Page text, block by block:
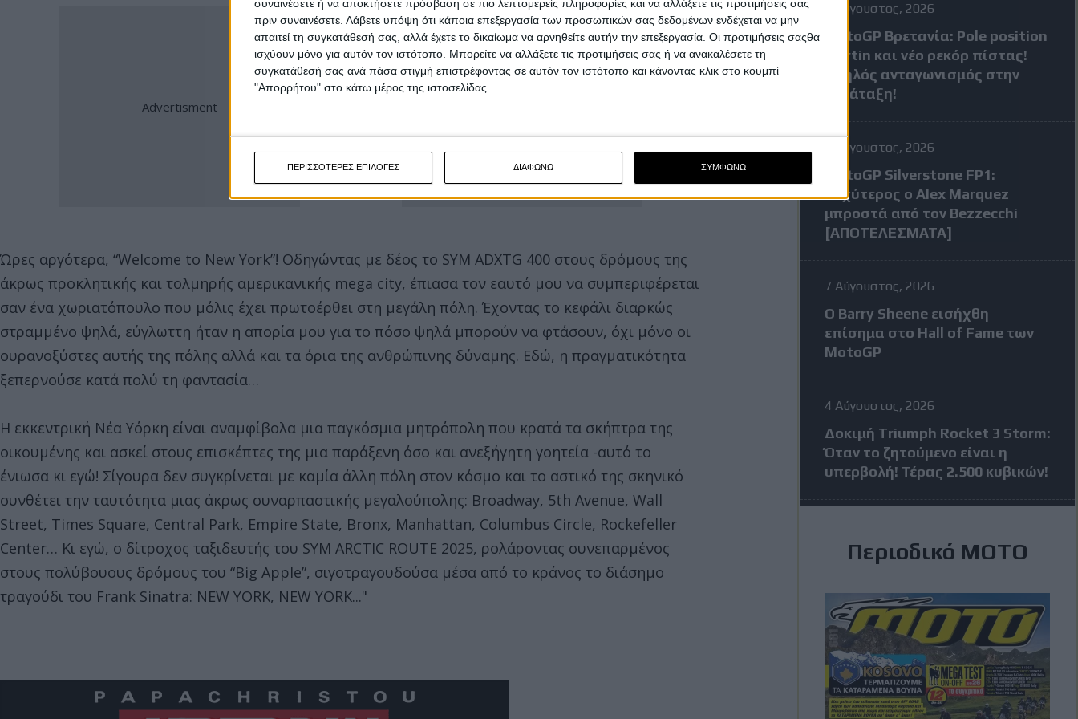
συναινέσετε ή να αποκτήσετε πρόσβαση σε πιο λεπτομερείς πληροφορίες και να αλλάξετε τις προτιμήσεις σας
πριν συναινέσετε. Λάβετε υπόψη ότι κάποια επεξεργασία των προσωπικών σας δεδομένων ενδέχεται να μην
απαιτεί τη συγκατάθεσή σας, αλλά έχετε το δικαίωμα να αρνηθείτε αυτήν την επεξεργασία. Οι προτιμήσεις σαςθα
ισχύουν μόνο για αυτόν τον ιστότοπο. Μπορείτε να αλλάξετε τις προτιμήσεις σας ή να ανακαλέσετε τη
συγκατάθεσή σας ανά πάσα στιγμή επιστρέφοντας σε αυτόν τον ιστότοπο και κάνοντας κλικ στο κουμπί
"Απορρήτου" στο κάτω μέρος της ιστοσελίδας.
ΠΕΡΙΣΣΟΤΕΡΕΣ ΕΠΙΛΟΓΕΣ ΔΙΑΦΩΝΩ ΣΥΜΦΩΝΩ
Ώρες αργότερα, “Welcome to New York”! Οδηγώντας με δέος το SYM ADXTG 400 στους δρόμους της
άκρως προκλητικής και τολμηρής αμερικανικής mega city, έπιασα τον εαυτό μου να συμπεριφέρεται
σαν ένα χωριατόπουλο που μόλις έχει πρωτοέρθει στη μεγάλη πόλη. Έχοντας το κεφάλι διαρκώς
στραμμένο ψηλά, εύγλωττη ήταν η απορία μου για το πόσο ψηλά μπορούν να φτάσουν, όχι μόνο οι
ουρανοξύστες αυτής της πόλης αλλά και τα όρια της ανθρώπινης δύναμης. Εδώ, η πραγματικότητα
ξεπερνούσε κατά πολύ τη φαντασία…
Η εκκεντρική Νέα Υόρκη είναι αναμφίβολα μια παγκόσμια μητρόπολη που κρατά τα σκήπτρα της
οικουμένης και ασκεί στους επισκέπτες της μια παράξενη όσο και ανεξήγητη γοητεία -αυτό το
ένιωσα κι εγώ! Σίγουρα δεν συγκρίνεται με καμία άλλη πόλη στον κόσμο και το αστικό της σκηνικό
συνθέτει την ταυτότητα μιας άκρως συναρπαστικής μεγαλούπολης: Broadway, 5th Avenue, Wall
Street, Times Square, Central Park, Empire State, Bronx, Manhattan, Columbus Circle, Rockefeller
Center… Κι εγώ, ο δίτροχος ταξιδευτής του SYM ARCTIC ROUTE 2025, ρολάροντας συνεπαρμένος
στους πολύβουους δρόμους του “Big Apple”, σιγοτραγουδούσα μέσα από το κράνος το διάσημο
τραγούδι του Frank Sinatra: NEW YORK, NEW YORK..."
8 Αύγουστος, 2026
MotoGP Βρετανία: Pole position
Martin και νέο ρεκόρ πίστας!
Υψηλός ανταγωνισμός στην
κατάταξη!
7 Αύγουστος, 2026
MotoGP Silverstone FP1:
Ταχύτερος ο Alex Marquez
μπροστά από τον Bezzecchi
[ΑΠΟΤΕΛΕΣΜΑΤΑ]
7 Αύγουστος, 2026
Ο Barry Sheene εισήχθη
επίσημα στο Hall of Fame των
MotoGP
4 Αύγουστος, 2026
Δοκιμή Triumph Rocket 3 Storm:
Όταν το ζητούμενο είναι η
υπερβολή! Τέρας 2.500 κυβικών!
MotoGP: Πέντε αναβάτες σε
το Grand Prix της Βρετανίας
3 Αύγουστος, 2026
MXGP Βέλγιο: Κέρδισε ο Jeffrey
Herlings και πάει ολοταχώς για
τίτλο
Περιοδικό ΜΟΤΟ